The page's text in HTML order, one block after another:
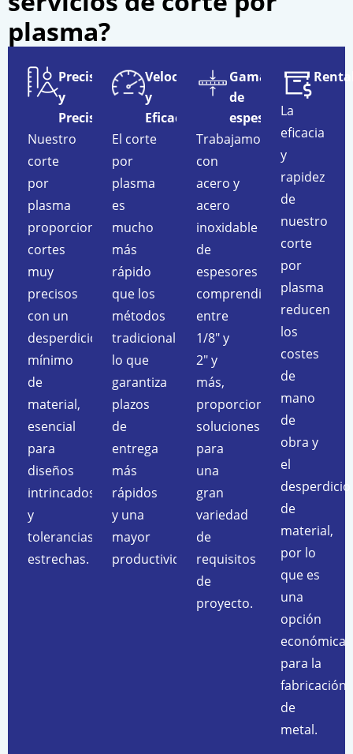
plasma?
Precisión
y
Precisión
Nuestro
corte
por
plasma
proporciona
cortes
muy
precisos
con un
desperdicio
mínimo
de
material,
esencial
para
diseños
intrincados
y
tolerancias
estrechas.
Velocidad
y
Eficacia
El corte
por
plasma
es
mucho
más
rápido
que los
métodos
tradicionales,
lo que
garantiza
plazos
de
entrega
más
rápidos
y una
mayor
productividad.
Gama
de
espesores
Trabajamos
con
acero y
acero
inoxidable
de
espesores
comprendidos
entre
1/8″ y
2″ y
más,
proporcionando
soluciones
para
una
gran
variedad
de
requisitos
de
proyecto.
La
eficacia
y
rapidez
de
nuestro
corte
por
plasma
reducen
los
costes
de
mano
de
obra y
el
desperdicio
de
material,
por lo
que es
una
opción
económica
para la
fabricación
de
metal.